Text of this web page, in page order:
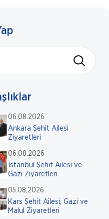
06.08.2026
Ankara Şehit Ailesi
Ziyaretleri
06.08.2026
İstanbul Şehit Ailesi ve
Gazi Ziyaretleri
05.08.2026
Kars Şehit Ailesi, Gazi ve
Malul Ziyaretleri